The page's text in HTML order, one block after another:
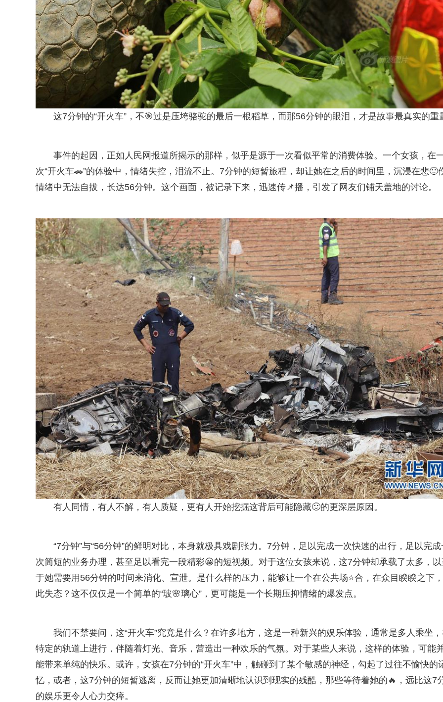
这7分钟的“开火车”，不🎯过是压垮骆驼的最后一根稻草，而那56分钟的眼泪，才是故事最真实的重
事件的起因，正如人民网报道所揭示的那样，似乎是源于一次看似平常的消费体验。一个女孩，在
次“开火车🚗”的体验中，情绪失控，泪流不止。7分钟的短暂旅程，却让她在之后的时间里，沉浸在悲🙂
情绪中无法自拔，长达56分钟。这个画面，被记录下来，迅速传📌播，引发了网友们铺天盖地的讨论。
有人同情，有人不解，有人质疑，更有人开始挖掘这背后可能隐藏🙂的更深层原因。
“7分钟”与“56分钟”的鲜明对比，本身就极具戏剧张力。7分钟，足以完成一次快速的出行，足以完成
次简短的业务办理，甚至足以看完一段精彩😀的短视频。对于这位女孩来说，这7分钟却承载了太多，以
于她需要用56分钟的时间来消化、宣泄。是什么样的压力，能够让一个在公共场⭐合，在众目睽睽之下
此失态？这不仅仅是一个简单的“玻🌸璃心”，更可能是一个长期压抑情绪的爆发点。
我们不禁要问，这“开火车”究竟是什么？在许多地方，这是一种新兴的娱乐体验，通常是多人乘坐
特定的轨道上进行，伴随着灯光、音乐，营造出一种欢乐的气氛。对于某些人来说，这样的体验，可能
能带来单纯的快乐。或许，女孩在7分钟的“开火车”中，触碰到了某个敏感的神经，勾起了过往不愉快的
忆，或者，这7分钟的短暂逃离，反而让她更加清晰地认识到现实的残酷，那些等待着她的🔥，远比这7
的娱乐更令人心力交瘁。